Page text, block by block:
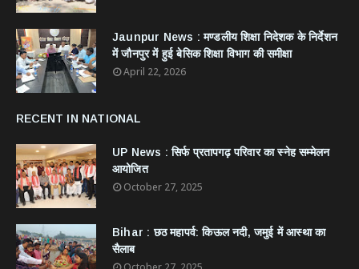
Jaunpur News : ​मण्डलीय शिक्षा निदेशक के निर्देशन
में जौनपुर में हुई बेसिक शिक्षा विभाग की समीक्षा
April 22, 2026
RECENT IN NATIONAL
UP News : सिर्फ प्रतापगढ़ परिवार का स्नेह सम्मेलन
आयोजित
October 27, 2025
Bihar : छठ महापर्व: किऊल नदी, जमुई में आस्था का
सैलाब